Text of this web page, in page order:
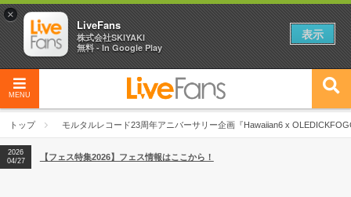
MENU
トップ モルタルレコード23周年アニバーサリー企画『Hawaiian6 x
2026
04/27
2026
【ライブ動員ランキング】2026年上半期編発表！
2026
04/27
【フェス特集2026】フェス情報はここから！
×
LiveFans
株式会社SKIYAKI
無料 - In Google Play
表示